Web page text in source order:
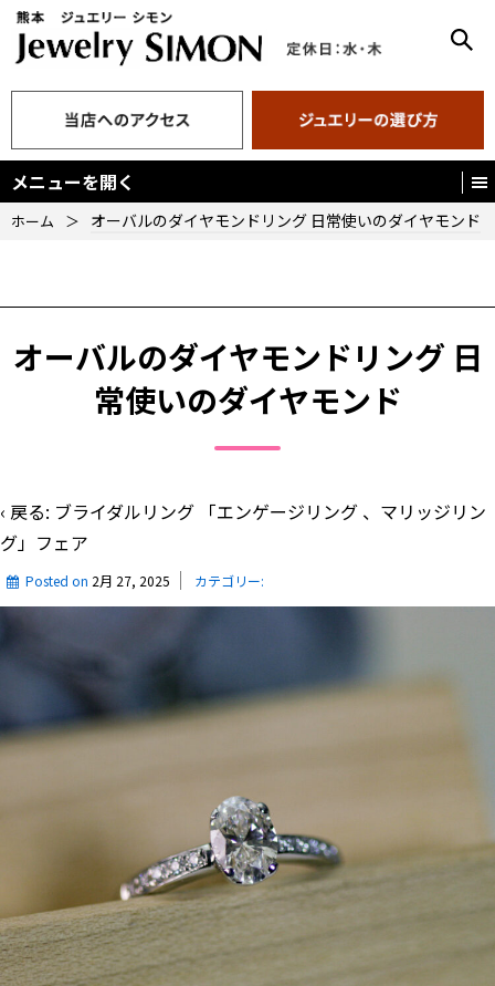
メニューを開く
ホーム ＞ オーバルのダイヤモンドリング 日常使いのダイヤモンド
オーバルのダイヤモンドリング 日
常使いのダイヤモンド
‹ 戻る: ブライダルリング 「エンゲージリング 、マリッジリン
グ」フェア
Posted on 2月 27, 2025 カテゴリー: